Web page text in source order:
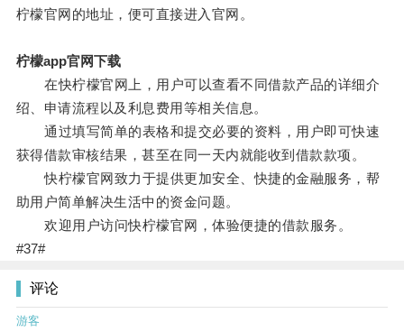
柠檬官网的地址，便可直接进入官网。
柠檬app官网下载
在快柠檬官网上，用户可以查看不同借款产品的详细介
绍、申请流程以及利息费用等相关信息。
通过填写简单的表格和提交必要的资料，用户即可快速
获得借款审核结果，甚至在同一天内就能收到借款款项。
快柠檬官网致力于提供更加安全、快捷的金融服务，帮
助用户简单解决生活中的资金问题。
欢迎用户访问快柠檬官网，体验便捷的借款服务。
#37#
评论
游客